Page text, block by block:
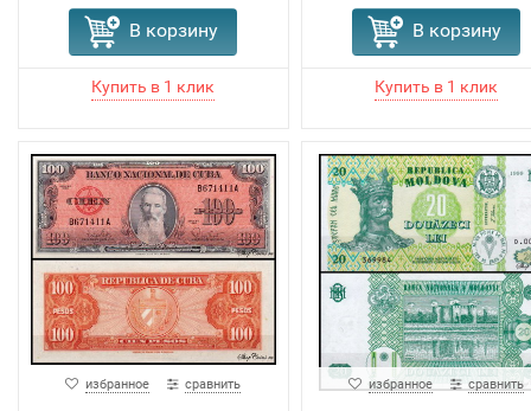
В корзину В корзину
избранное сравнить избранное сравнить